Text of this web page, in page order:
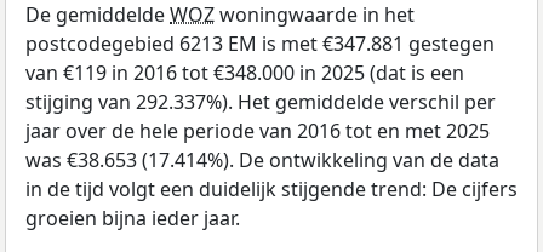
De gemiddeldeWOZwoningwaarde in het
postcodegebied 6213 EM is met €347.881 gestegen
van €119 in 2016 tot €348.000 in 2025 (dat is een
stijging van 292.337%). Het gemiddelde verschil per
jaar over de hele periode van 2016 tot en met 2025
was €38.653 (17.414%). De ontwikkeling van de data
in de tijd volgt een duidelijk stijgende trend: De cijfers
groeien bijna ieder jaar.